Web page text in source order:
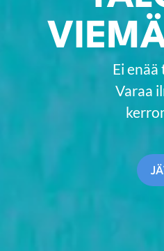
Ei
Varaa